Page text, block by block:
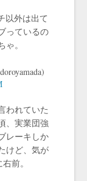
以外は出て
っているの
。
われていた
、実業団強
レーキしか
けど、気が
前。